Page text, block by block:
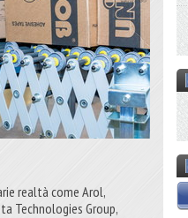
realtà come Arol,
Technologies Group,